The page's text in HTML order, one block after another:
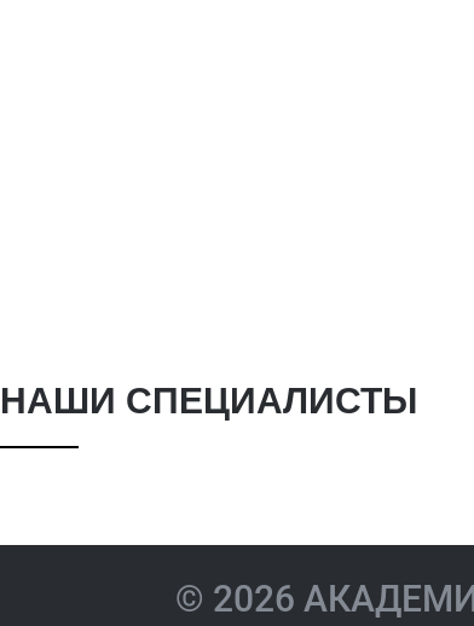
НАШИ СПЕЦИАЛИСТЫ
Екатерина
Игоревна
© 2026